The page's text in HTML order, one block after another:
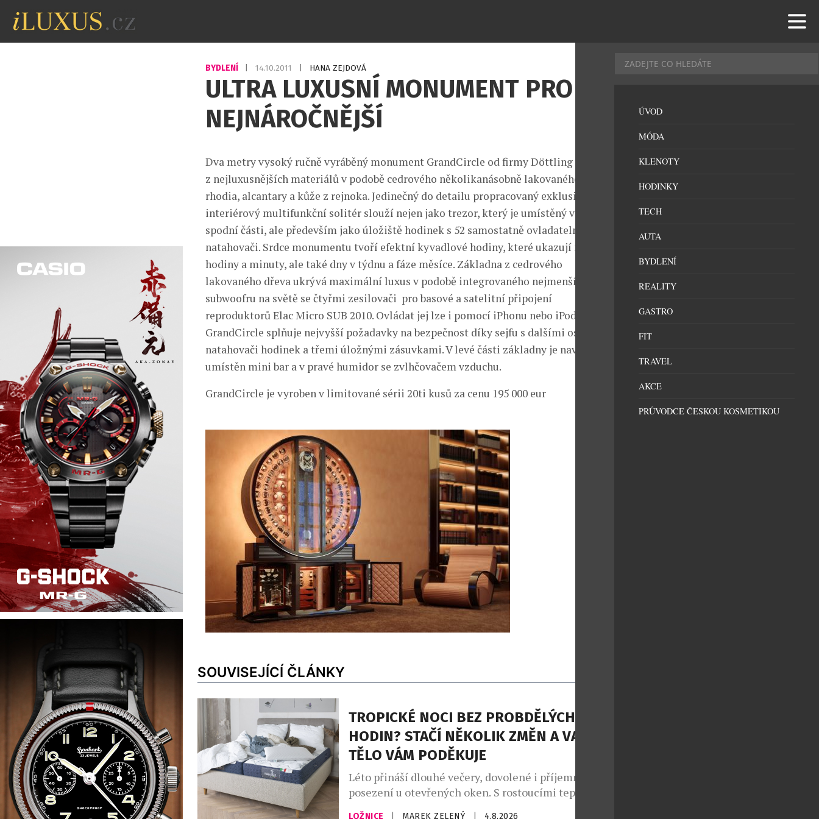
BYDLENÍ 14.10.2011 HANA ZEJDOVÁ
ULTRA LUXUSNÍ MONUMENT PRO
NEJNÁROČNĚJŠÍ
Dva metry vysoký ručně vyráběný monument GrandCircle od firmy Döttling
z nejluxusnějších materiálů v podobě cedrového několikanásobně lakovaného dřeva,
rhodia, alcantary a kůže z rejnoka. Jedinečný do detailu propracovaný exklusivní
interiérový multifunkční solitér slouží nejen jako trezor, který je umístěný ve
spodní části, ale především jako úložiště hodinek s 52 samostatně ovladatelnými
natahovači. Srdce monumentu tvoří efektní kyvadlové hodiny, které ukazují nejen
hodiny a minuty, ale také dny v týdnu a fáze měsíce. Základna z cedrového
lakovaného dřeva ukrývá maximální luxus v podobě integrovaného nejmenšího hi-fi
subwoofru na světě se čtyřmi zesilovači pro basové a satelitní připojení
reproduktorů Elac Micro SUB 2010. Ovládat jej lze i pomocí iPhonu nebo iPodu.
GrandCircle splňuje nejvyšší požadavky na bezpečnost díky sejfu s dalšími osmi
natahovači hodinek a třemi úložnými zásuvkami. V levé části základny je navíc
umístěn mini bar a v pravé humidor se zvlhčovačem vzduchu.
GrandCircle je vyroben v limitované sérii 20ti kusů za cenu 195 000 eur
SOUVISEJÍCÍ ČLÁNKY
TROPICKÉ NOCI BEZ PROBDĚLÝCH
HODIN? STAČÍ NĚKOLIK ZMĚN A VAŠE
TĚLO VÁM PODĚKUJE
Léto přináší dlouhé večery, dovolené i příjemné
posezení u otevřených oken. S rostoucími teplotami
ale přichází i méně vítaná stránka horkých dnů –
LOŽNICE MAREK ZELENÝ 4.8.2026
ÚVOD
MÓDA
KLENOTY
HODINKY
TECH
AUTA
BYDLENÍ
REALITY
GASTRO
FIT
TRAVEL
AKCE
PRŮVODCE ČESKOU KOSMETIKOU